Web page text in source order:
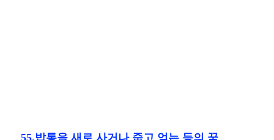
55.밥통을 새로 사거나 줍고 얻는 등의 꿈